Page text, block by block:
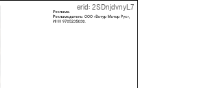
erid: 2SDnjdvnyL7